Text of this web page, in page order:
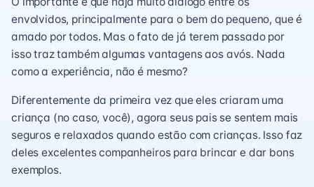
envolvidos, principalmente para o bem do pequeno, que é
amado por todos. Mas o fato de já terem passado por
isso traz também algumas vantagens aos avós. Nada
como a experiência, não é mesmo?
Diferentemente da primeira vez que eles criaram uma
criança (no caso, você), agora seus pais se sentem mais
seguros e relaxados quando estão com crianças. Isso faz
deles excelentes companheiros para brincar e dar bons
exemplos.